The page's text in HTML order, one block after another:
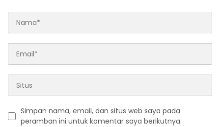
Simpan nama, email, dan situs web saya pada
peramban ini untuk komentar saya berikutnya.